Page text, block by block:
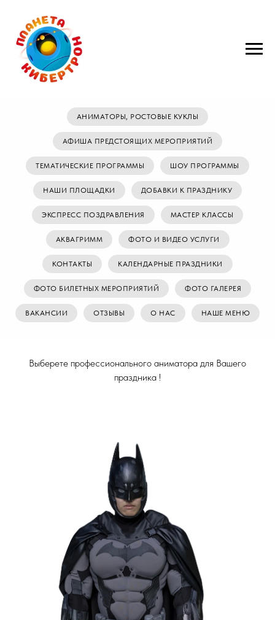
АНИМАТОРЫ, РОСТОВЫЕ КУКЛЫ
АФИША ПРЕДСТОЯЩИХ МЕРОПРИЯТИЙ
ТЕМАТИЧЕСКИЕ ПРОГРАММЫ ШОУ ПРОГРАММЫ
НАШИ ПЛОЩАДКИ ДОБАВКИ К ПРАЗДНИКУ
ЭКСПРЕСС ПОЗДРАВЛЕНИЯ МАСТЕР КЛАССЫ
АКВАГРИММ ФОТО И ВИДЕО УСЛУГИ
КОНТАКТЫ КАЛЕНДАРНЫЕ ПРАЗДНИКИ
ФОТО БИЛЕТНЫХ МЕРОПРИЯТИЙ ФОТО ГАЛЕРЕЯ
ВАКАНСИИ ОТЗЫВЫ О НАС НАШЕ МЕНЮ
Выберете профессионального аниматора для Вашего
праздника !